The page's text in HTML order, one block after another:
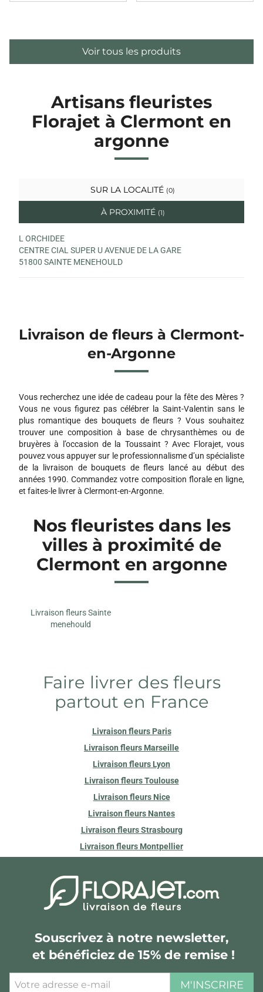
Voir tous les produits
Artisans fleuristes
Florajet à Clermont en
argonne
SUR LA LOCALITÉ (0)
À PROXIMITÉ (1)
L ORCHIDEE
CENTRE CIAL SUPER U AVENUE DE LA GARE
51800 SAINTE MENEHOULD
Livraison de fleurs à Clermont-
en-Argonne
Vous recherchez une idée de cadeau pour la fête des Mères ?
Vous ne vous figurez pas célébrer la Saint-Valentin sans le
plus romantique des bouquets de fleurs ? Vous souhaitez
trouver une composition à base de chrysanthèmes ou de
bruyères à l’occasion de la Toussaint ? Avec Florajet, vous
pouvez vous appuyer sur le professionnalisme d’un spécialiste
de la livraison de bouquets de fleurs lancé au début des
années 1990. Commandez votre composition florale en ligne,
et faites-le livrer à Clermont-en-Argonne.
Nos fleuristes dans les
villes à proximité de
Clermont en argonne
Livraison fleurs Sainte
menehould
Faire livrer des fleurs
partout en France
Livraison fleurs Paris
Livraison fleurs Marseille
Livraison fleurs Lyon
Livraison fleurs Toulouse
Livraison fleurs Nice
Livraison fleurs Nantes
Livraison fleurs Strasbourg
Livraison fleurs Montpellier
Souscrivez à notre newsletter,
et bénéficiez de 15% de remise !
M'INSCRIRE